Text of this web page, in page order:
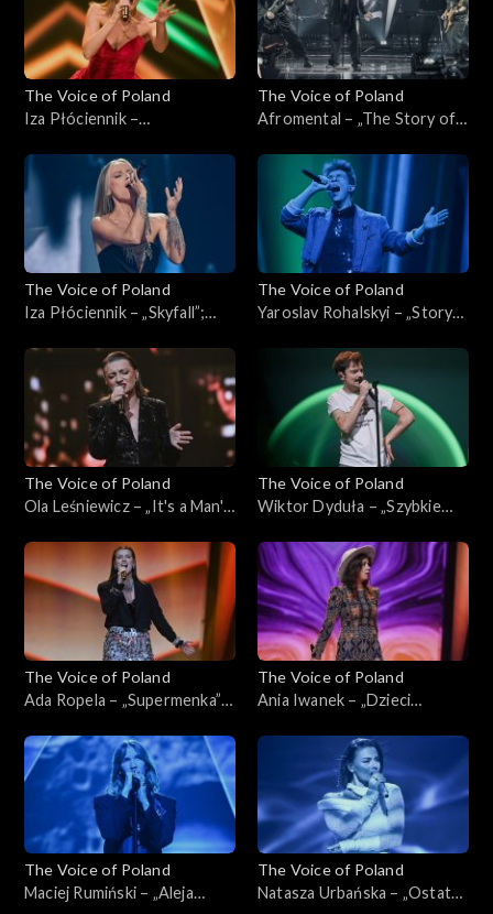
The Voice of Poland
Iza Płóciennik –
Poland”, Live, 23 listopada
2024
The Voice of Poland
Afromental – „The Story of
Poland”, Live, 23 listopada
The Voice of Poland
Iza Płóciennik – „Skyfall”;
16 listopada 2024
The Voice of Poland
Yaroslav Rohalskyi – „Story
Poland”, Live, 16 listopada
The Voice of Poland
Ola Leśniewicz – „It's a Man's
Voice of Poland”, Live, 16
listopada 2024
The Voice of Poland
Wiktor Dyduła – „Szybkie
Poland”, Live, 16 listopada
2024
The Voice of Poland
Ada Ropela – „Supermenka”;
16 listopada 2024
The Voice of Poland
Ania Iwanek – „Dzieci
Poland”, Live, 16 listopada
The Voice of Poland
Maciej Rumiński – „Aleja
The Voice of Poland
Natasza Urbańska – „Ostatni